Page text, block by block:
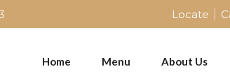
Locate
Home Menu About Us